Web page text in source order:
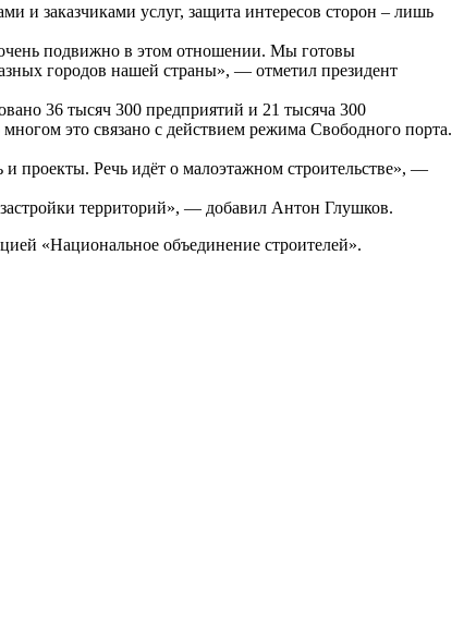
и заказчиками услуг, защита интересов сторон – лишь
очень подвижно в этом отношении. Мы готовы
городов нашей страны», — отметил президент
36 тысяч 300 предприятий и 21 тысяча 300
это связано с действием режима Свободного порта.
проекты. Речь идёт о малоэтажном строительстве», —
территорий», — добавил Антон Глушков.
«Национальное объединение строителей».